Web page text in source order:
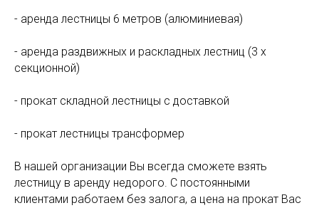
- аренда лестницы 6 метров (алюминиевая)
- аренда раздвижных и раскладных лестниц (3 х
секционной)
- прокат складной лестницы с доставкой
- прокат лестницы трансформер
В нашей организации Вы всегда сможете взять
лестницу в аренду недорого. С постоянными
клиентами работаем без залога, а цена на прокат Вас